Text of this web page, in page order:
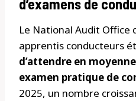
d’examens de
Le National Audit Office
apprentis conducteurs
d’attendre en
examen pratique de
2025, un nombre